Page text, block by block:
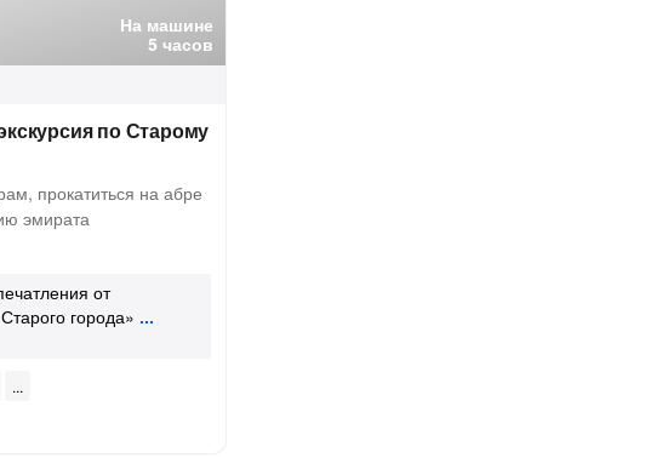
На машине
5 часов
по Старому
прокатиться на абре
эмирата
от
Старого города»